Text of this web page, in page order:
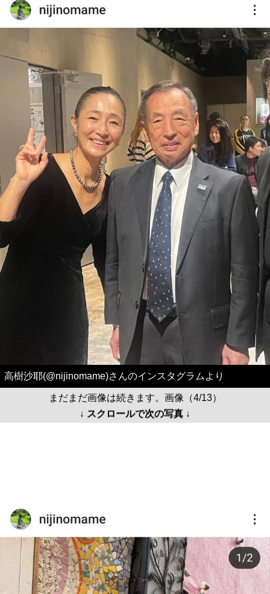
高樹沙耶(@nijinomame)さんのインスタグラムより
まだまだ画像は続きます。画像（4/13）
↓ スクロールで次の写真 ↓